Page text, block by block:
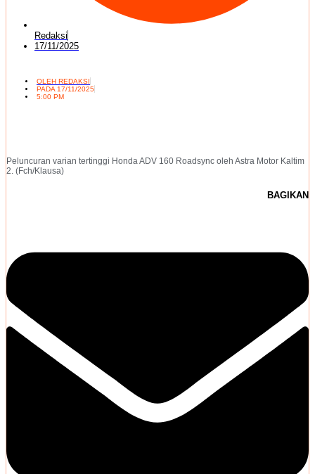
Redaksi
17/11/2025
OLEH REDAKSI
PADA17/11/2025
5:00 PM
Peluncuran varian tertinggi Honda ADV 160 Roadsync oleh Astra Motor Kaltim
2. (Fch/Klausa)
BAGIKAN